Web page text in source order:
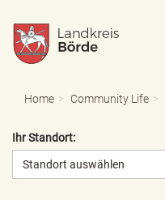
Home Community Life
Ihr Standort:
Standort auswählen